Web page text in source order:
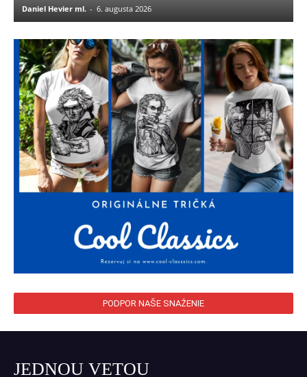
Daniel Hevier ml. - 6. augusta 2026
PODPOR NAŠE SNAŽENIE
JEDNOU VETOU